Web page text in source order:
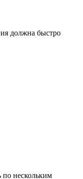
должна быстро
по нескольким